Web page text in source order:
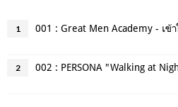
1
2